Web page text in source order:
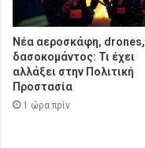
Νέα αεροσκάφη, drones,
δασοκομάντος: Τι έχει
αλλάξει στην Πολιτική
Προστασία
1 ώρα πρίν